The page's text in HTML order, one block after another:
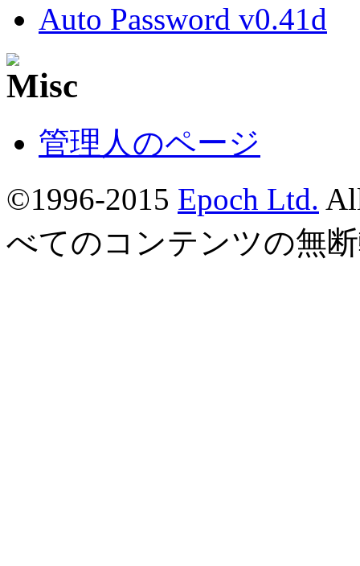
Auto Password v0.41d
管理人のページ
©1996-2015 Epoch Ltd.
べてのコンテンツの無